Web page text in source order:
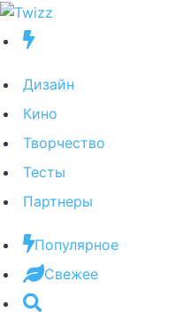
Дизайн
Кино
Творчество
Тесты
Партнеры
Популярное
Свежее